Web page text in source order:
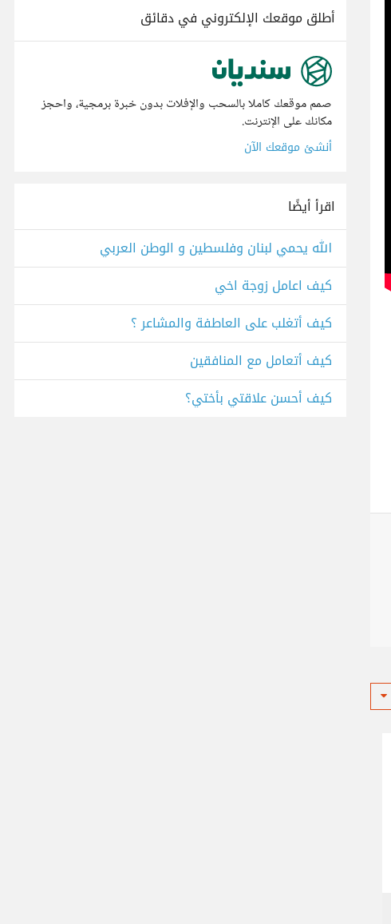
أطلق موقعك الإلكتروني في دقائق
صمم موقعك كاملا بالسحب والإفلات بدون خبرة برمجية، واحجز
مكانك على الإنترنت.
أنشئ موقعك الآن
اقرأ أيضًا
الله يحمي لبنان وفلسطين و الوطن العربي
كيف اعامل زوجة اخي
كيف أتغلب على العاطفة والمشاعر ؟
كيف أتعامل مع المنافقين
كيف أحسن علاقتي بأختي؟